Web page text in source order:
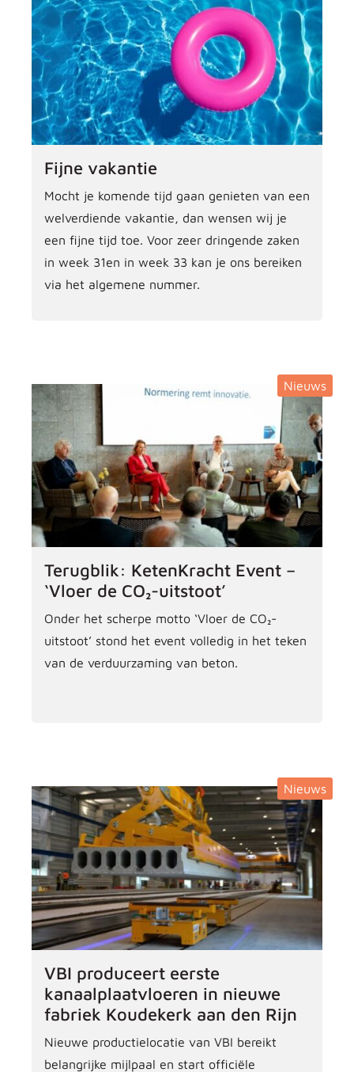
Fijne vakantie
Mocht je komende tijd gaan genieten van een
welverdiende vakantie, dan wensen wij je
een fijne tijd toe. Voor zeer dringende zaken
in week 31en in week 33 kan je ons bereiken
via het algemene nummer.
Nieuws
Terugblik: KetenKracht Event –
‘Vloer de CO₂-uitstoot’
Onder het scherpe motto ‘Vloer de CO₂-
uitstoot’ stond het event volledig in het teken
van de verduurzaming van beton.
Nieuws
VBI produceert eerste
kanaalplaatvloeren in nieuwe
fabriek Koudekerk aan den Rijn
Nieuwe productielocatie van VBI bereikt
belangrijke mijlpaal en start officiële